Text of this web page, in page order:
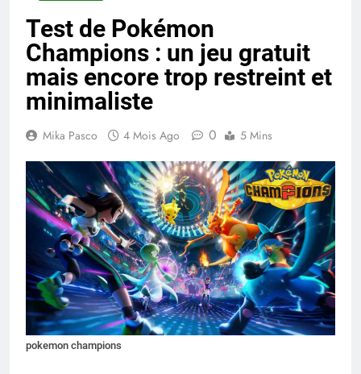
Test de Pokémon
Champions : un jeu gratuit
mais encore trop restreint et
minimaliste
Mika Pasco 4 Mois Ago 0 5 Mins
pokemon champions